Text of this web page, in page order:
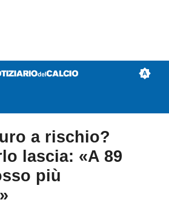
a rischio?
lascia: ‭«A 89
più